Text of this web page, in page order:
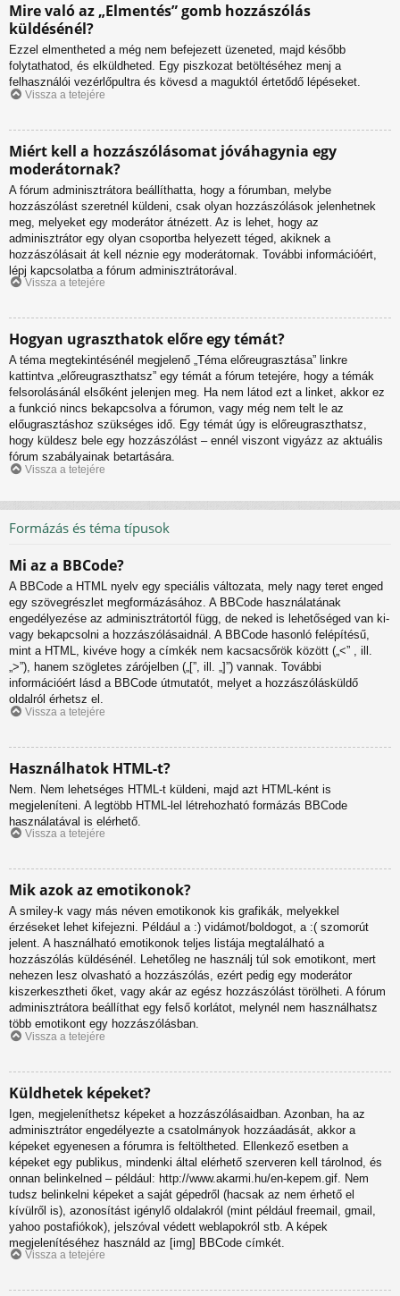
Mire való az „Elmentés” gomb hozzászólás
küldésénél?
Ezzel elmentheted a még nem befejezett üzeneted, majd később
folytathatod, és elküldheted. Egy piszkozat betöltéséhez menj a
felhasználói vezérlőpultra és kövesd a maguktól értetődő lépéseket.
Vissza a tetejére
Miért kell a hozzászólásomat jóváhagynia egy
moderátornak?
A fórum adminisztrátora beállíthatta, hogy a fórumban, melybe
hozzászólást szeretnél küldeni, csak olyan hozzászólások jelenhetnek
meg, melyeket egy moderátor átnézett. Az is lehet, hogy az
adminisztrátor egy olyan csoportba helyezett téged, akiknek a
hozzászólásait át kell néznie egy moderátornak. További információért,
lépj kapcsolatba a fórum adminisztrátorával.
Vissza a tetejére
Hogyan ugraszthatok előre egy témát?
A téma megtekintésénél megjelenő „Téma előreugrasztása” linkre
kattintva „előreugraszthatsz” egy témát a fórum tetejére, hogy a témák
felsorolásánál elsőként jelenjen meg. Ha nem látod ezt a linket, akkor ez
a funkció nincs bekapcsolva a fórumon, vagy még nem telt le az
előugrasztáshoz szükséges idő. Egy témát úgy is előreugraszthatsz,
hogy küldesz bele egy hozzászólást – ennél viszont vigyázz az aktuális
fórum szabályainak betartására.
Vissza a tetejére
Formázás és téma típusok
Mi az a BBCode?
A BBCode a HTML nyelv egy speciális változata, mely nagy teret enged
egy szövegrészlet megformázásához. A BBCode használatának
engedélyezése az adminisztrátortól függ, de neked is lehetőséged van ki-
vagy bekapcsolni a hozzászólásaidnál. A BBCode hasonló felépítésű,
mint a HTML, kivéve hogy a címkék nem kacsacsőrök között („<” , ill.
„>”), hanem szögletes zárójelben („[”, ill. „]”) vannak. További
információért lásd a BBCode útmutatót, melyet a hozzászólásküldő
oldalról érhetsz el.
Vissza a tetejére
Használhatok HTML-t?
Nem. Nem lehetséges HTML-t küldeni, majd azt HTML-ként is
megjeleníteni. A legtöbb HTML-lel létrehozható formázás BBCode
használatával is elérhető.
Vissza a tetejére
Mik azok az emotikonok?
A smiley-k vagy más néven emotikonok kis grafikák, melyekkel
érzéseket lehet kifejezni. Például a :) vidámot/boldogot, a :( szomorút
jelent. A használható emotikonok teljes listája megtalálható a
hozzászólás küldésénél. Lehetőleg ne használj túl sok emotikont, mert
nehezen lesz olvasható a hozzászólás, ezért pedig egy moderátor
kiszerkesztheti őket, vagy akár az egész hozzászólást törölheti. A fórum
adminisztrátora beállíthat egy felső korlátot, melynél nem használhatsz
több emotikont egy hozzászólásban.
Vissza a tetejére
Küldhetek képeket?
Igen, megjeleníthetsz képeket a hozzászólásaidban. Azonban, ha az
adminisztrátor engedélyezte a csatolmányok hozzáadását, akkor a
képeket egyenesen a fórumra is feltöltheted. Ellenkező esetben a
képeket egy publikus, mindenki által elérhető szerveren kell tárolnod, és
onnan belinkelned – például: http://www.akarmi.hu/en-kepem.gif. Nem
tudsz belinkelni képeket a saját gépedről (hacsak az nem érhető el
kívülről is), azonosítást igénylő oldalakról (mint például freemail, gmail,
yahoo postafiókok), jelszóval védett weblapokról stb. A képek
megjelenítéséhez használd az [img] BBCode címkét.
Vissza a tetejére